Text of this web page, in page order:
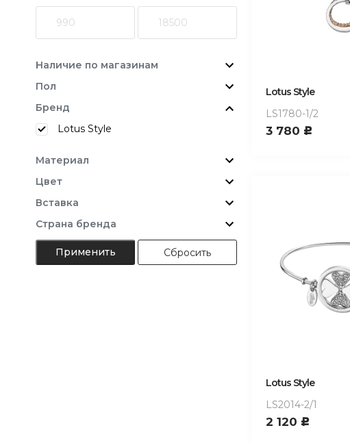
Наличие по магазинам
Пол
Бренд
Lotus Style
Материал
Цвет
Вставка
Страна бренда
Сбросить
Lotus Style
LS1780-1/2
3 780 c
Lotus Style
LS2014-2/1
2 120 c